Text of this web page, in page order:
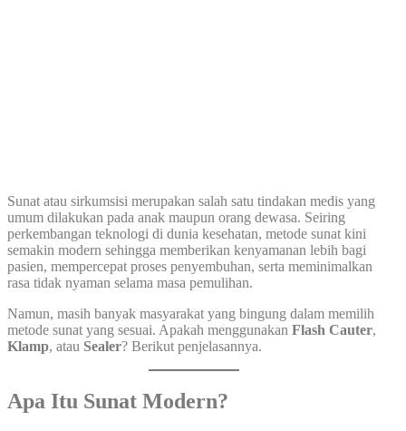
Sunat atau sirkumsisi merupakan salah satu tindakan medis yang
umum dilakukan pada anak maupun orang dewasa. Seiring
perkembangan teknologi di dunia kesehatan, metode sunat kini
semakin modern sehingga memberikan kenyamanan lebih bagi
pasien, mempercepat proses penyembuhan, serta meminimalkan
rasa tidak nyaman selama masa pemulihan.
Namun, masih banyak masyarakat yang bingung dalam memilih
metode sunat yang sesuai. Apakah menggunakan Flash Cauter,
Klamp, atau Sealer? Berikut penjelasannya.
Apa Itu Sunat Modern?